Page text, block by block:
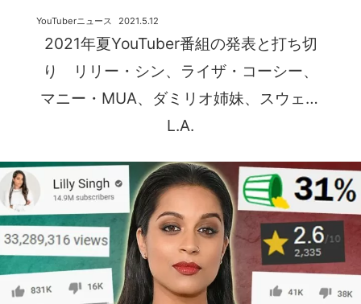
2021年夏YouTuber番組の発表と打ち切
り リリー・シン、ライザ・コーシー、
マニー・MUA、ダミリオ姉妹、スウェイ
L.A.
2021.5.12
YouTuberニュース